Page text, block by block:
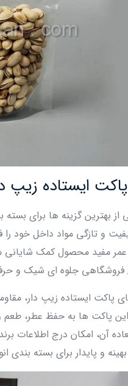
ایستاده زیپ
از بهترین گزینه‌ ها برای
و تازگی مواد داخل خود را
عمر مفید محصول کمک
جلوه‌ ای شیک و
پاکت ایستاده زیپ دار،
این پاکت‌ ها به حفظ عطر،
آن، امکان درج اطلاعات
بهینه و پایدار برای بسته‌